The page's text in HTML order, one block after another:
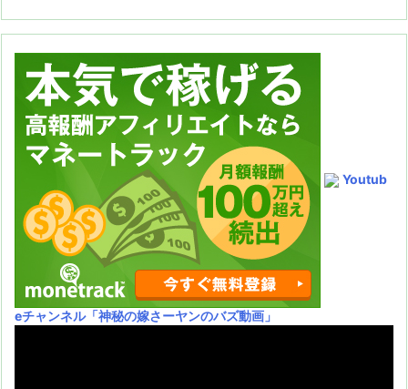
Youtub
eチャンネル「神秘の嫁さーヤンのバズ動画」